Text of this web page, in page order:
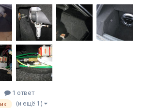
Блок разместил под панелью
1 ответ
(и ещё 1 )